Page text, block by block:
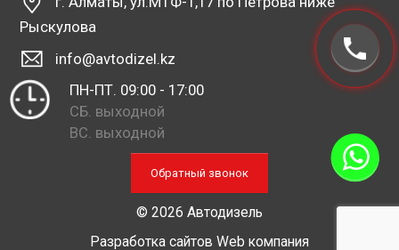
Рыскулова
info@avtodizel.kz
ПН-ПТ. 09:00 - 17:00
СБ. выходной
ВС. выходной
Обратный звонок
© 2026 Автодизель
Разработка сайтов Web компания